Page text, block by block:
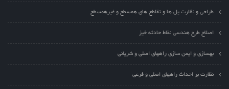
طراحی و نظارت پل ها و تقاطع های همسطح و غیرهمسطح
اصلاح طرح هندسی نقاط حادثه خیز
بهسازی و ایمن سازی راههای اصلی و شریانی
نظارت بر احداث راههای اصلی و فرعی